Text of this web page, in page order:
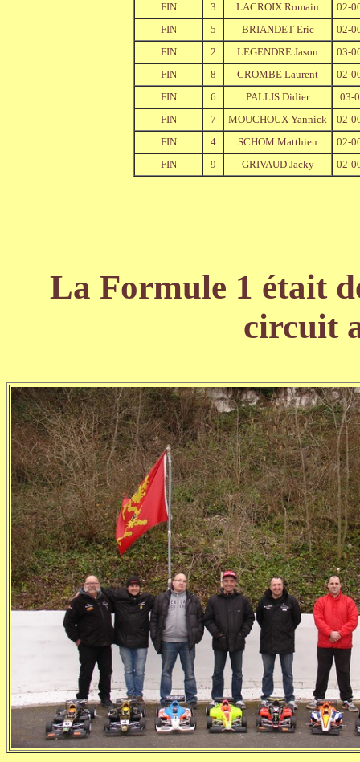
FIN
3 LACROIX Romain
02-
FIN
5 BRIANDET Eric
02-
FIN
2 LEGENDRE Jason
03-
FIN
8 CROMBE Laurent
02-
FIN
6 PALLIS Didier
03-
FIN
7 MOUCHOUX Yannick
02-
FIN
4 SCHOM Matthieu
02-
FIN
9 GRIVAUD Jacky 02-
La Formule 1 était
circuit